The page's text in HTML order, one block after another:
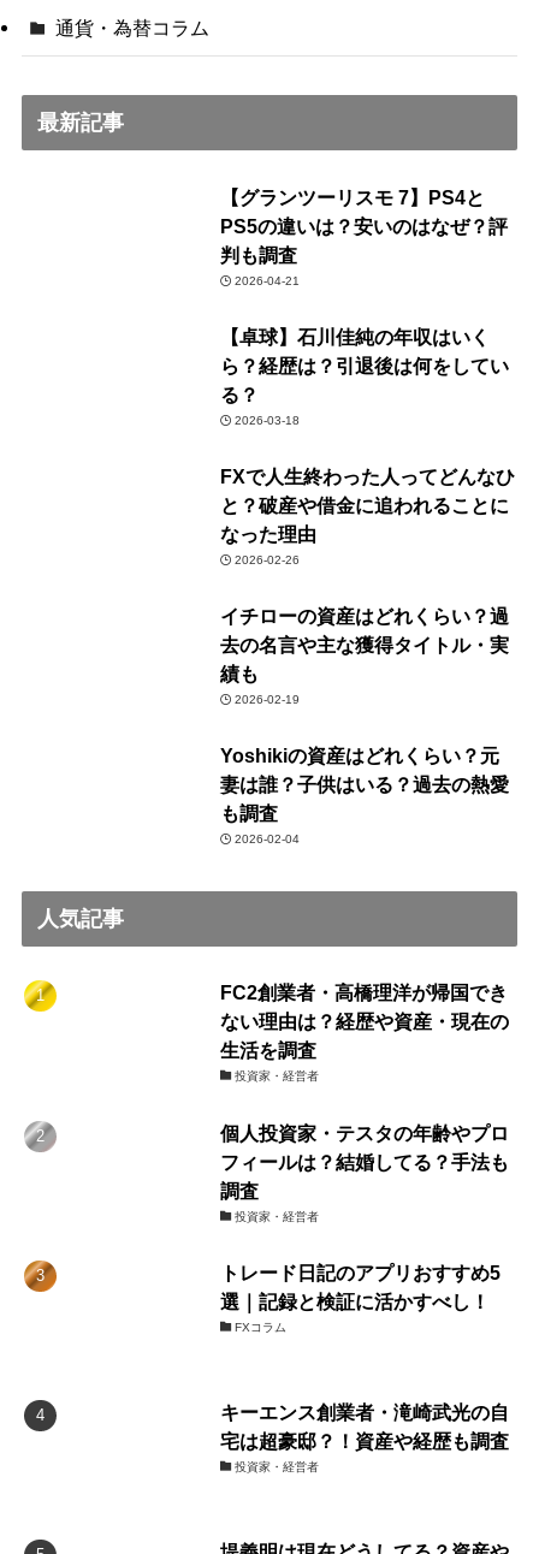
通貨・為替コラム
最新記事
【グランツーリスモ 7】PS4と
PS5の違いは？安いのはなぜ？評
判も調査
2026-04-21
【卓球】石川佳純の年収はいく
ら？経歴は？引退後は何をしてい
る？
2026-03-18
FXで人生終わった人ってどんなひ
と？破産や借金に追われることに
なった理由
2026-02-26
イチローの資産はどれくらい？過
去の名言や主な獲得タイトル・実
績も
2026-02-19
Yoshikiの資産はどれくらい？元
妻は誰？子供はいる？過去の熱愛
も調査
2026-02-04
人気記事
FC2創業者・高橋理洋が帰国でき
ない理由は？経歴や資産・現在の
生活を調査
投資家・経営者
個人投資家・テスタの年齢やプロ
フィールは？結婚してる？手法も
調査
投資家・経営者
トレード日記のアプリおすすめ5
選｜記録と検証に活かすべし！
FXコラム
キーエンス創業者・滝崎武光の自
宅は超豪邸？！資産や経歴も調査
投資家・経営者